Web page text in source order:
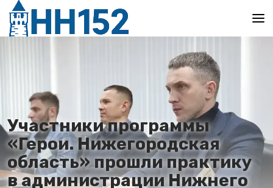
Участники программы
«Герои. Нижегородская
область» прошли практику
в администрации Нижнего